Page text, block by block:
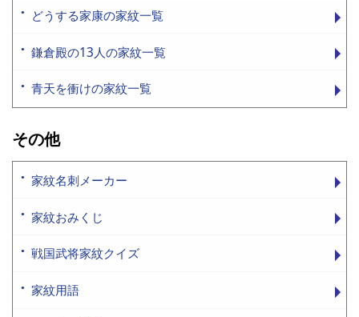
どうする家康の家紋一覧
鎌倉殿の13人の家紋一覧
青天を衝けの家紋一覧
その他
家紋名刺メーカー
家紋おみくじ
戦国武将家紋クイズ
家紋用語